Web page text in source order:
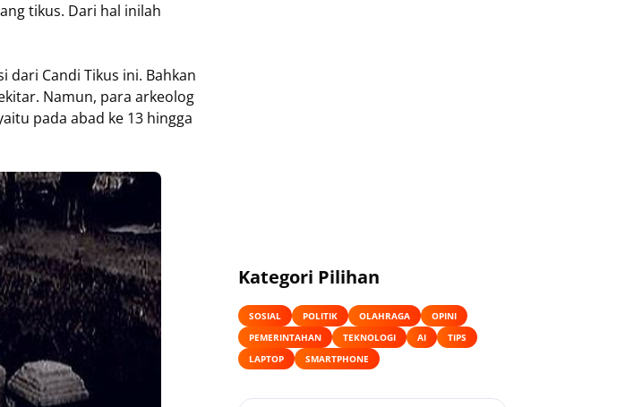
tikus. Dari hal inilah
Candi Tikus ini. Bahkan
Namun, para arkeolog
pada abad ke 13 hingga
Kategori Pilihan
SOSIAL POLITIK OLAHRAGA
OPINI
PEMERINTAHAN
TEKNOLOGI AI
TIPS
LAPTOP
SMARTPHONE